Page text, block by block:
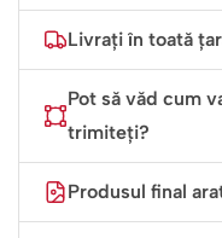
Livrați în toată
Pot să văd cum
trimiteți?
Produsul final